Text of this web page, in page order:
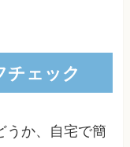
チェック
うか、自宅で簡